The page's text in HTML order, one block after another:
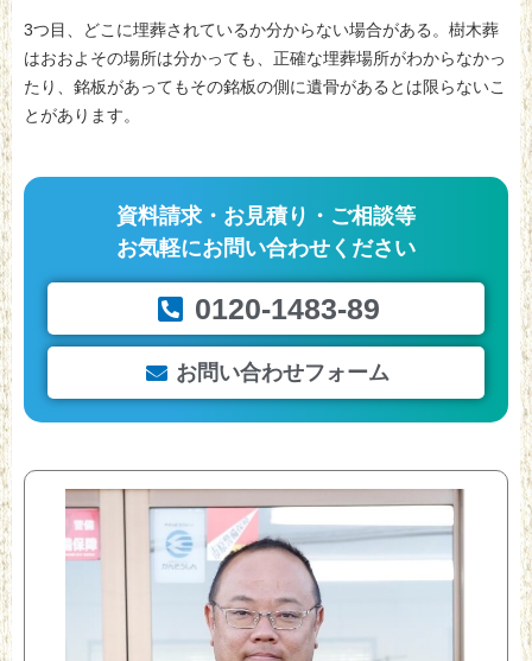
3つ目、どこに埋葬されているか分からない場合がある。樹木葬
はおおよその場所は分かっても、正確な埋葬場所がわからなかっ
たり、銘板があってもその銘板の側に遺骨があるとは限らないこ
とがあります。
資料請求・お見積り・ご相談等
お気軽にお問い合わせください
0120-1483-89
お問い合わせフォーム